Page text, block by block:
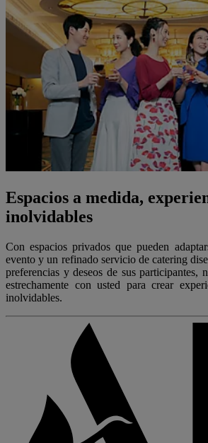
Espacios a medida,
inolvidables
Con espacios privados que pueden
evento y un refinado servicio de catering
preferencias y deseos de sus participantes,
estrechamente con usted para crear
inolvidables.